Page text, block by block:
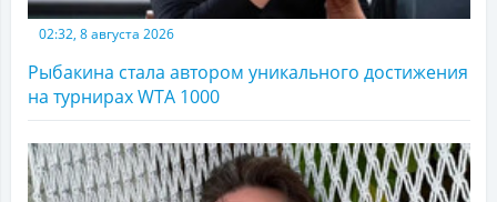
02:32, 8 августа 2026
Рыбакина стала автором уникального достижения
на турнирах WTA 1000